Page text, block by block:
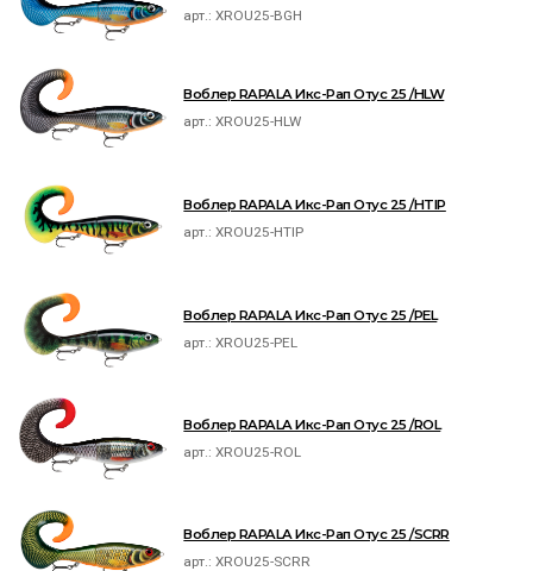
арт.:XROU25-BGH
Воблер RAPALA Икс-Рап Отус 25 /HLW
арт.:XROU25-HLW
Воблер RAPALA Икс-Рап Отус 25 /HTIP
арт.:XROU25-HTIP
Воблер RAPALA Икс-Рап Отус 25 /PEL
арт.:XROU25-PEL
Воблер RAPALA Икс-Рап Отус 25 /ROL
арт.:XROU25-ROL
Воблер RAPALA Икс-Рап Отус 25 /SCRR
арт.:XROU25-SCRR